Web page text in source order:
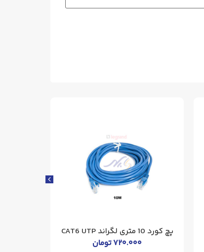
پچ کورد 10 متری لگراند CAT6 UTP
۷۲۰.۰۰۰تومان